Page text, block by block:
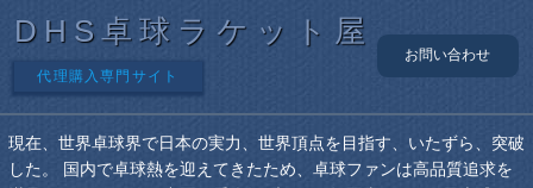
DHS卓球ラケット屋
代理購入専門サイト
お問い合わせ
現在、世界卓球界で日本の実力、世界頂点を目指す、いたずら、突破
した。 国内で卓球熱を迎えてきたため、卓球ファンは高品質追求を